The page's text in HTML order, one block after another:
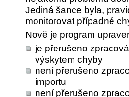
Jediná šance byla,
monitorovat případné
Nově je program
je přerušeno
výskytem chyby
není přerušeno
importu
není přerušeno